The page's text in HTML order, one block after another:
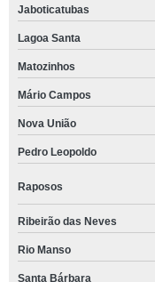
Jaboticatubas
Lagoa Santa
Matozinhos
Mário Campos
Nova União
Pedro Leopoldo
Raposos
Ribeirão das Neves
Rio Manso
Santa Bárbara